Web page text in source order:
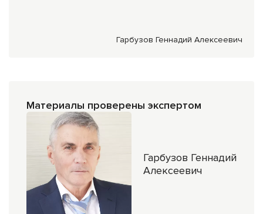
Гарбузов Геннадий Алексеевич
Материалы проверены экспертом
Гарбузов Геннадий
Алексеевич